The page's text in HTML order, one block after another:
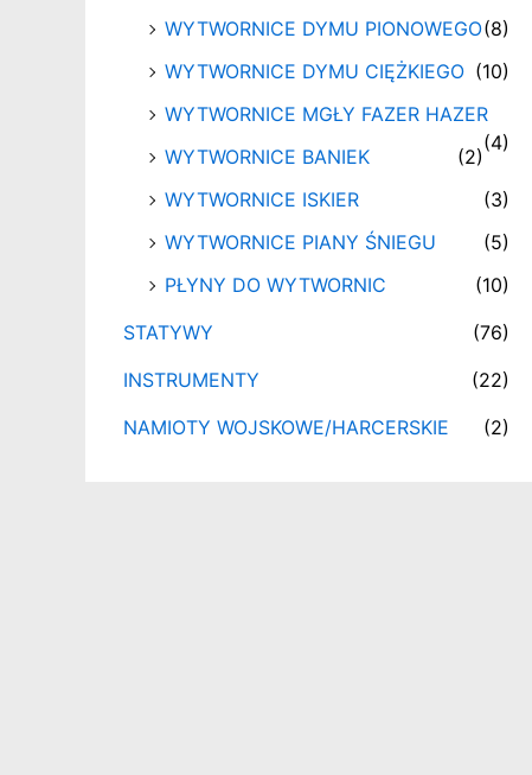
WYTWORNICE DYMU PIONOWEGO(8)
WYTWORNICE DYMU CIĘŻKIEGO (10)
WYTWORNICE MGŁY FAZER HAZER
(4)
WYTWORNICE BANIEK
(2)
WYTWORNICE ISKIER
(3)
WYTWORNICE PIANY ŚNIEGU
(5)
PŁYNY DO WYTWORNIC
(10)
STATYWY
(76)
INSTRUMENTY
(22)
NAMIOTY WOJSKOWE/HARCERSKIE
(2)